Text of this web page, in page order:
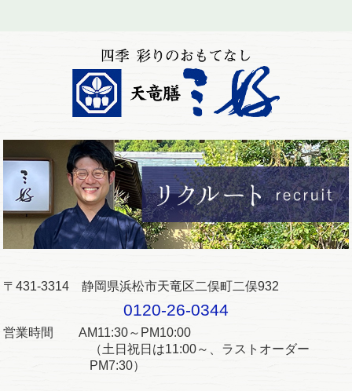
〒431-3314 静岡県浜松市天竜区二俣町二俣932
0120-26-0344
営業時間 AM11:30～PM10:00
（土日祝日は11:00～、ラストオーダー
PM7:30）